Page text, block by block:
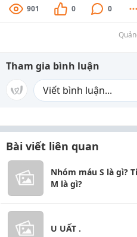
901 0 0
Tham gia bình luận
Bài viết liên quan
Nhóm máu S là gì?
M là gì?
U UẤT .